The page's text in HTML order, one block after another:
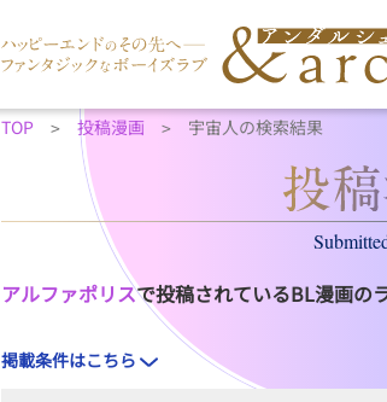
TOP 投稿漫画 宇宙人の検索結果
アルファポリスで投稿されているBL漫画の
掲載条件はこちら